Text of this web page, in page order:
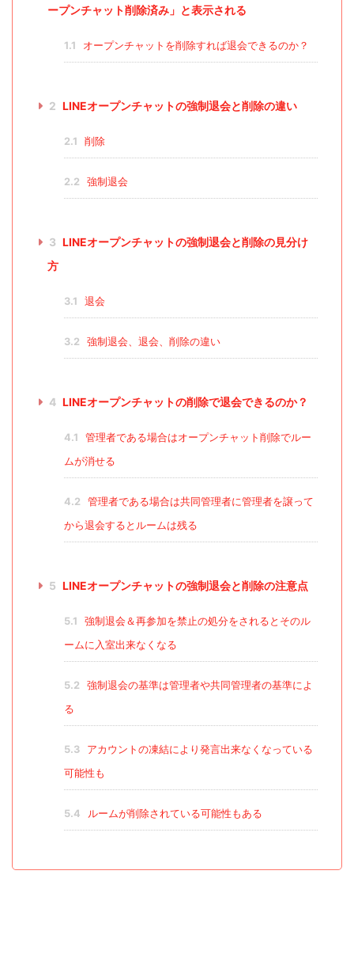
ープンチャット削除済み」と表示される
1.1 オープンチャットを削除すれば退会できるのか？
2 LINEオープンチャットの強制退会と削除の違い
2.1 削除
2.2 強制退会
3 LINEオープンチャットの強制退会と削除の見分け
方
3.1 退会
3.2 強制退会、退会、削除の違い
4 LINEオープンチャットの削除で退会できるのか？
4.1
管理者である場合はオープンチャット削除でルー
ムが消せる
4.2
管理者である場合は共同管理者に管理者を譲って
から退会するとルームは残る
5 LINEオープンチャットの強制退会と削除の注意点
5.1
強制退会＆再参加を禁止の処分をされるとそのル
ームに入室出来なくなる
5.2
強制退会の基準は管理者や共同管理者の基準によ
る
5.3
アカウントの凍結により発言出来なくなっている
可能性も
5.4 ルームが削除されている可能性もある